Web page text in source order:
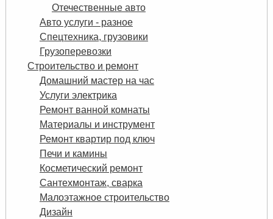
Отечественные авто
Авто услуги - разное
Спецтехника, грузовики
Грузоперевозки
Строительство и ремонт
Домашний мастер на час
Услуги электрика
Ремонт ванной комнаты
Материалы и инструмент
Ремонт квартир под ключ
Печи и камины
Косметический ремонт
Сантехмонтаж, сварка
Малоэтажное строительство
Дизайн